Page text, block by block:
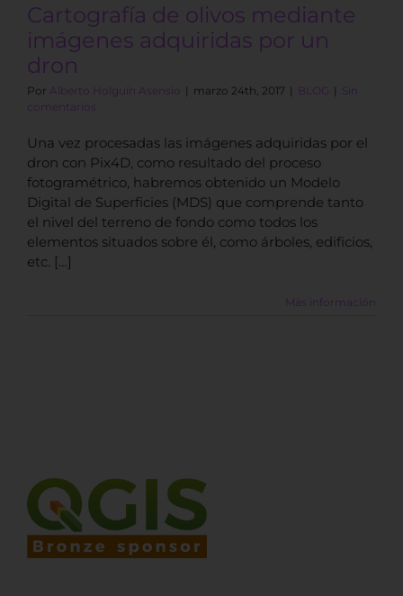
Cartografía de olivos mediante
imágenes adquiridas por un
dron
Por Alberto Holguín Asensio | marzo 24th, 2017 | BLOG | Sin
comentarios
Una vez procesadas las imágenes adquiridas por el
dron con Pix4D, como resultado del proceso
fotogramétrico, habremos obtenido un Modelo
Digital de Superficies (MDS) que comprende tanto
el nivel del terreno de fondo como todos los
elementos situados sobre él, como árboles, edificios,
etc. […]
Más información